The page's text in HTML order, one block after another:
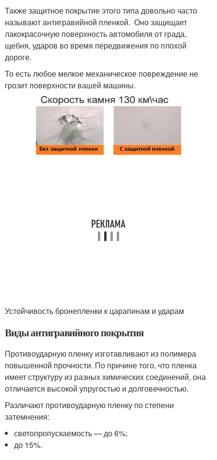
Также защитное покрытие этого типа довольно часто
называют антигравийной пленкой. Оно защищает
лакокрасочную поверхность автомобиля от града,
щебня, ударов во время передвижения по плохой
дороге.
То есть любое мелкое механическое повреждение не
грозит поверхности вашей машины.
Устойчивость бронепленки к царапинам и ударам
Виды антигравийного покрытия
Противоударную пленку изготавливают из полимера
повышенной прочности. По причине того, что пленка
имеет структуру из разных химических соединений, она
отличается высокой упругостью и долговечностью.
Различают противоударную пленку по степени
затемнения:
светопропускаемость — до 6%;
до 15%.